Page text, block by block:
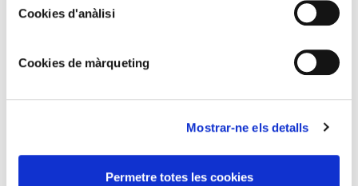
Cookies d'anàlisi
Cookies de màrqueting
Mostrar-ne els detalls
Permetre totes les cookies